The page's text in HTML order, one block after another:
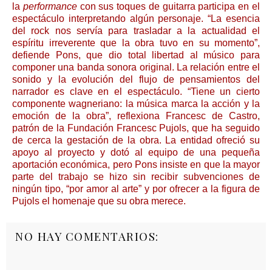
la performancecon sus toques de guitarra participa en el
espectáculo interpretando algún personaje. “La esencia
del rock nos servía para trasladar a la actualidad el
espíritu irreverente que la obra tuvo en su momento”,
defiende Pons, que dio total libertad al músico para
componer una banda sonora original. La relación entre el
sonido y la evolución del flujo de pensamientos del
narrador es clave en el espectáculo. “Tiene un cierto
componente wagneriano: la música marca la acción y la
emoción de la obra”, reflexiona Francesc de Castro,
patrón de la Fundación Francesc Pujols, que ha seguido
de cerca la gestación de la obra. La entidad ofreció su
apoyo al proyecto y dotó al equipo de una pequeña
aportación económica, pero Pons insiste en que la mayor
parte del trabajo se hizo sin recibir subvenciones de
ningún tipo, “por amor al arte” y por ofrecer a la figura de
Pujols el homenaje que su obra merece.
NO HAY COMENTARIOS: